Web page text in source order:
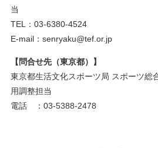
当
TEL：03-6380-4524
E-mail：senryaku@tef.or.jp
【問合せ先（東京都）】
東京都生活文化スポーツ局 スポーツ
用調整担当
電話 ：03-5388-2478